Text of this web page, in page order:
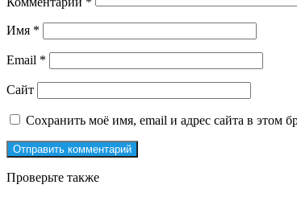
Имя *
Email *
Сайт
Сохранить моё имя, email и адрес сайта в этом
Проверьте также